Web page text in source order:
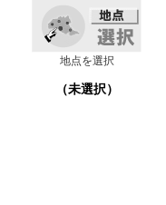
地点を選択
（未選択）